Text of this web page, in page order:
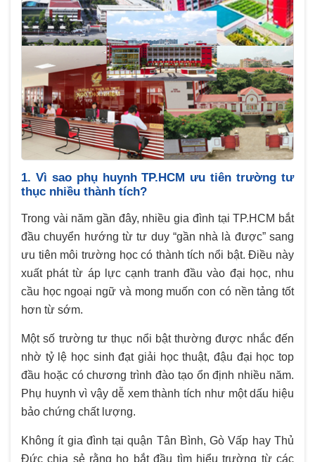
1. Vì sao phụ huynh TP.HCM ưu tiên trường tư
thục nhiều thành tích?
Trong vài năm gần đây, nhiều gia đình tại TP.HCM bắt
đầu chuyển hướng từ tư duy “gần nhà là được” sang
ưu tiên môi trường học có thành tích nổi bật. Điều này
xuất phát từ áp lực cạnh tranh đầu vào đại học, nhu
cầu học ngoại ngữ và mong muốn con có nền tảng tốt
hơn từ sớm.
Một số trường tư thục nổi bật thường được nhắc đến
nhờ tỷ lệ học sinh đạt giải học thuật, đậu đại học top
đầu hoặc có chương trình đào tạo ổn định nhiều năm.
Phụ huynh vì vậy dễ xem thành tích như một dấu hiệu
bảo chứng chất lượng.
Không ít gia đình tại quận Tân Bình, Gò Vấp hay Thủ
Đức chia sẻ rằng họ bắt đầu tìm hiểu trường từ các